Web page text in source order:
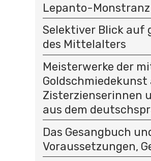
Lepanto-Monstranz
Selektiver Blick auf
des Mittelalters
Meisterwerke der
Zisterzienserinnen
aus dem
Das Gesangbuch
Voraussetzungen,